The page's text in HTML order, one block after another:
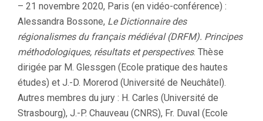
– 21 novembre 2020, Paris (en vidéo-conférence) :
Alessandra Bossone, Le Dictionnaire des
régionalismes du français médiéval (DRFM). Principes
méthodologiques, résultats et perspectives. Thèse
dirigée par M. Glessgen (Ecole pratique des hautes
études) et J.-D. Morerod (Université de Neuchâtel).
Autres membres du jury : H. Carles (Université de
Strasbourg), J.-P. Chauveau (CNRS), Fr. Duval (Ecole